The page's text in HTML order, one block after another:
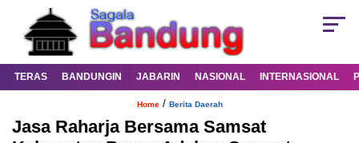
TERAS BANDUNGIN JABARIN NASIONAL INTERNASIONAL
Home/ Berita Daerah
Jasa Raharja Bersama Samsat